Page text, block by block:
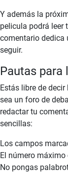
Y además la
pelicula podrá leer
comentario dedica
seguir.
Pautas
Estás libre de
sea un foro de
redactar tu
sencillas:
Los campos
El número máximo
No pongas